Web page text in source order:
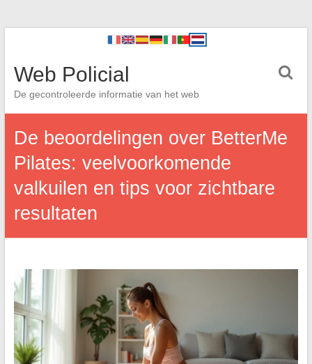
Web Policial
De gecontroleerde informatie van het web
De beoordelingen over BetterMe
Pilates: veelvoorkomende
valkuilen en tips voor zichtbare
resultaten